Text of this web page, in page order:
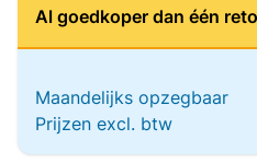
Al goedkoper dan één
Maandelijks opzegbaar
Prijzen excl. btw